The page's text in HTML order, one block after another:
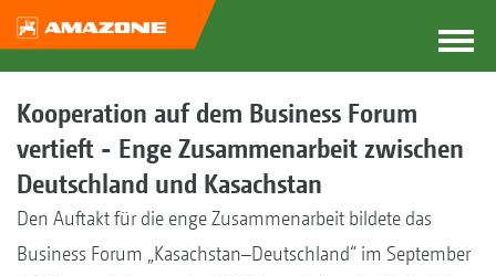
Kooperation auf dem Business Forum
vertieft - Enge Zusammenarbeit zwischen
Deutschland und Kasachstan
Den Auftakt für die enge Zusammenarbeit bildete das
Business Forum „Kasachstan–Deutschland“ im September